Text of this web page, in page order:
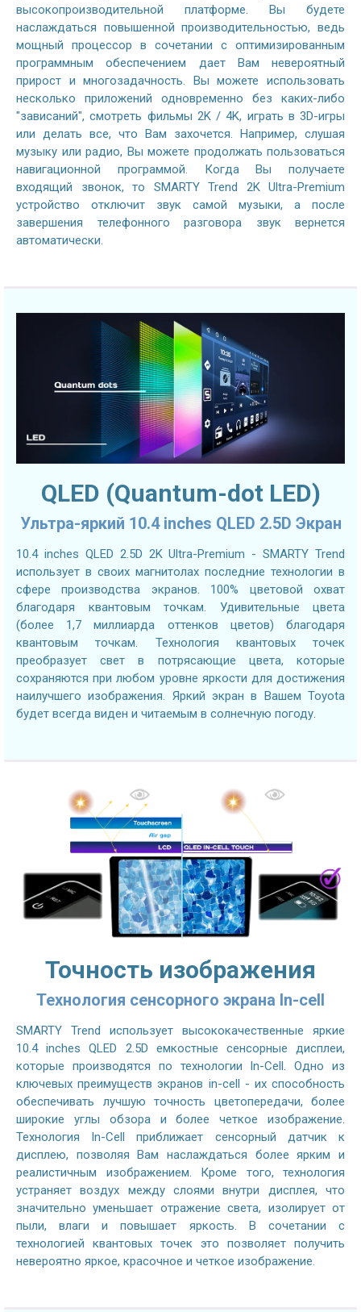
высокопроизводительной платформе. Вы будете
наслаждаться повышенной производительностью, ведь
мощный процессор в сочетании с оптимизированным
программным обеспечением дает Вам невероятный
прирост и многозадачность. Вы можете использовать
несколько приложений одновременно без каких-либо
"зависаний", смотреть фильмы 2K / 4K, играть в 3D-игры
или делать все, что Вам захочется. Например, слушая
музыку или радио, Вы можете продолжать пользоваться
навигационной программой. Когда Вы получаете
входящий звонок, то SMARTY Trend 2K Ultra-Premium
устройство отключит звук самой музыки, а после
завершения телефонного разговора звук вернется
автоматически.
QLED (Quantum-dot LED)
Ультра-яркий 10.4 inches QLED 2.5D Экран
10.4 inches QLED 2.5D 2K Ultra-Premium - SMARTY Trend
использует в своих магнитолах последние технологии в
сфере производства экранов. 100% цветовой охват
благодаря квантовым точкам. Удивительные цвета
(более 1,7 миллиарда оттенков цветов) благодаря
квантовым точкам. Технология квантовых точек
преобразует свет в потрясающие цвета, которые
сохраняются при любом уровне яркости для достижения
наилучшего изображения. Яркий экран в Вашем Toyota
будет всегда виден и читаемым в солнечную погоду.
Точность изображения
Технология сенсорного экрана In-cell
SMARTY Trend использует высококачественные яркие
10.4 inches QLED 2.5D емкостные сенсорные дисплеи,
которые производятся по технологии In-Cell. Одно из
ключевых преимуществ экранов in-cell - их способность
обеспечивать лучшую точность цветопередачи, более
широкие углы обзора и более четкое изображение.
Технология In-Cell приближает сенсорный датчик к
дисплею, позволяя Вам наслаждаться более ярким и
реалистичным изображением. Кроме того, технология
устраняет воздух между слоями внутри дисплея, что
значительно уменьшает отражение света, изолирует от
пыли, влаги и повышает яркость. В сочетании с
технологией квантовых точек это позволяет получить
невероятно яркое, красочное и четкое изображение.